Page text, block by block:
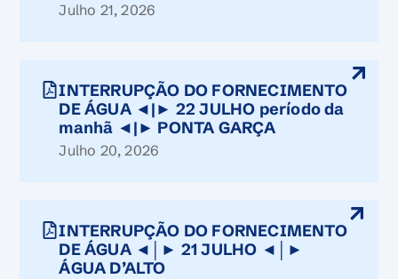
Julho 21, 2026
INTERRUPÇÃO DO FORNECIMENTO
DE ÁGUA ◄|► 22 JULHO período da
manhã ◄|► PONTA GARÇA
Julho 20, 2026
INTERRUPÇÃO DO FORNECIMENTO
DE ÁGUA ◄│► 21 JULHO ◄│►
ÁGUA D’ALTO